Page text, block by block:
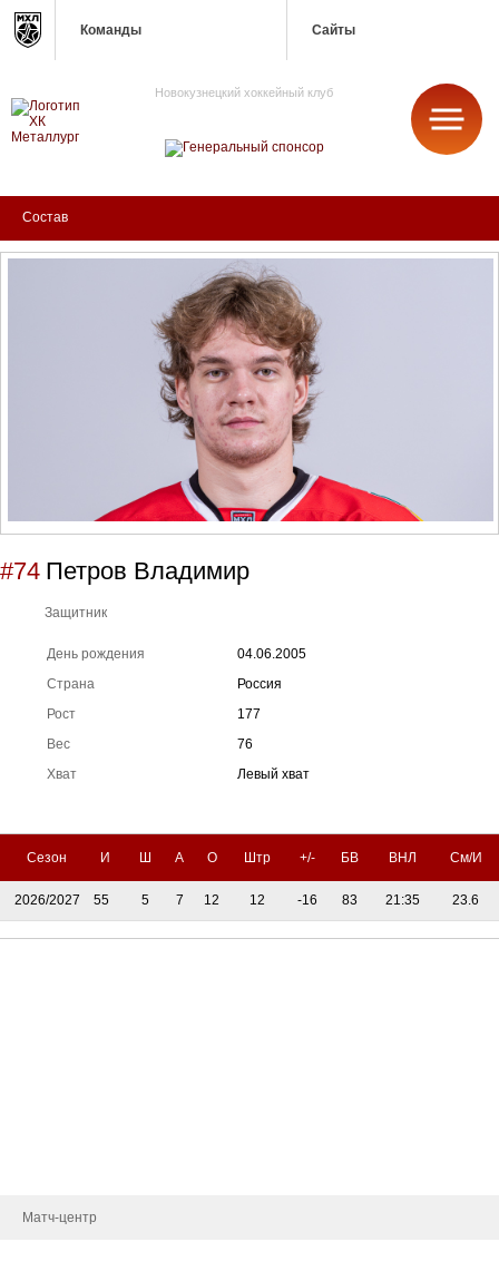
Команды Сайты
Новокузнецкий хоккейный клуб
Состав
#74 Петров Владимир
Защитник
День рождения
Страна
Рост
Вес
Хват
04.06.2005
Россия
177
76
Левый хват
Сезон И Ш А О Штр +/- БВ ВНЛ См/И
2026/2027 55 5 7 12 12 -16 83 21:35 23.6
Матч-центр